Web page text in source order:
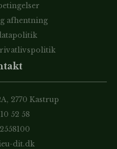
afhentning
2770 Kastrup
52 58
dit.dk